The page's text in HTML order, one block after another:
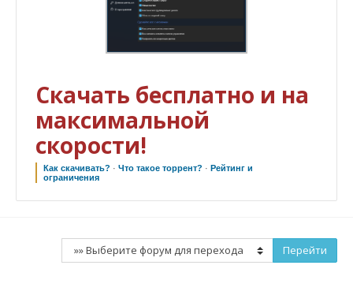
Скачать бесплатно и на
максимальной
скорости!
Как скачивать? ·Что такое торрент? · Рейтинг и
ограничения